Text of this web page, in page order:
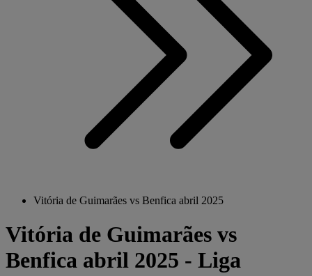
Vitória de Guimarães vs Benfica abril 2025
Vitória de Guimarães vs
Benfica abril 2025 - Liga